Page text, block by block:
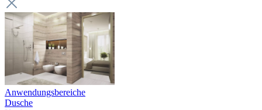
Anwendungsbereiche
Dusche